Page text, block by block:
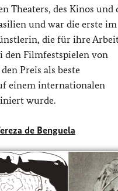
Theaters, des Kinos und
und war die erste im
die für ihre
den Filmfestspielen von
Preis als beste
einem internationalen
wurde.
de Benguela